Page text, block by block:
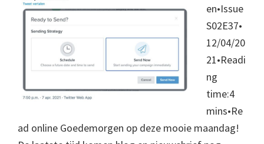
en•Issue
S02E37•
12/04/20
21•Readi
ng
time:4
mins•Re
ad online Goedemorgen op deze mooie maandag!